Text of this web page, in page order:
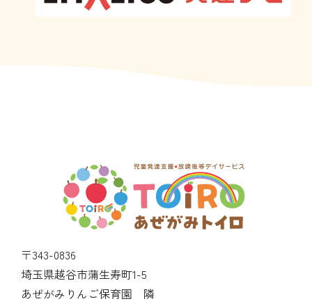
〒343-0836
埼玉県越谷市蒲生寿町1-5
あぜがみりんご保育園 隣